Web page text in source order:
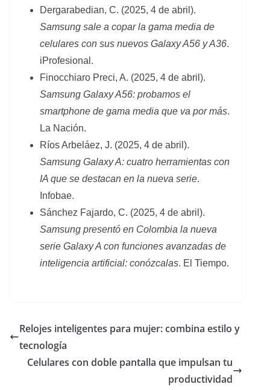
Dergarabedian, C. (2025, 4 de abril).
Samsung sale a copar la gama media de
celulares con sus nuevos Galaxy A56 y A36.
iProfesional.
Finocchiaro Preci, A. (2025, 4 de abril).
Samsung Galaxy A56: probamos el
smartphone de gama media que va por más.
La Nación.
Ríos Arbeláez, J. (2025, 4 de abril).
Samsung Galaxy A: cuatro herramientas con
IA que se destacan en la nueva serie.
Infobae.
Sánchez Fajardo, C. (2025, 4 de abril).
Samsung presentó en Colombia la nueva
serie Galaxy A con funciones avanzadas de
inteligencia artificial: conózcalas. El Tiempo.
Relojes inteligentes para mujer: combina estilo y
tecnología
Celulares con doble pantalla que impulsan tu
productividad